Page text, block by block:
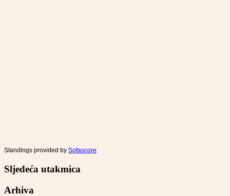
Standings provided by Sofascore
Sljedeća utakmica
Arhiva